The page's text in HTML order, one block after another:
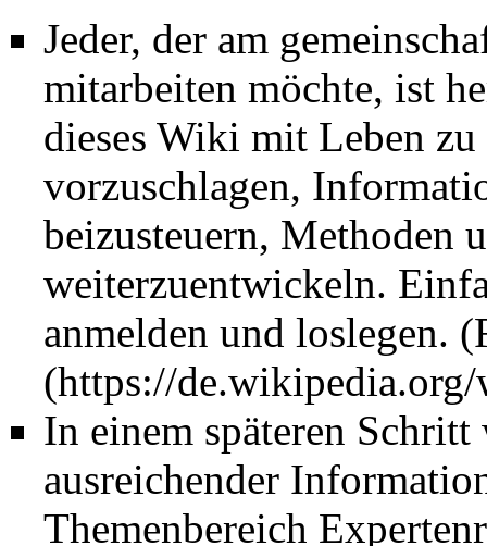
Stuttgart 21/
ab!
Meinungsmache:
Argumentationen.
18.01.2016
Stuttgart 21/
Desinformation.
Schlauer Fernsehen,
24.11.2015 Deutsche Bahn/
19.11.2015 Stuttgart 21/
07.10.2015 Stuttgart 21: RTL,
Jeder, der am
mitarbeiten möchte, ist
dieses Wiki mit Leben
vorzuschlagen,
beizusteuern, Methoden
weiterzuentwickeln.
anmelden und loslegen.
In einem späteren
ausreichender
Themenbereich